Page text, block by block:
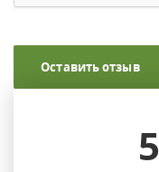
Оставить отзыв
5